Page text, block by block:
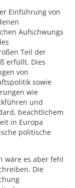
Einführung von
Aufschwungs
Teil der
erfüllt. Dies
von
sowie
wie
und
beachtlichem
in Europa
politische
wäre es aber fehl
Die